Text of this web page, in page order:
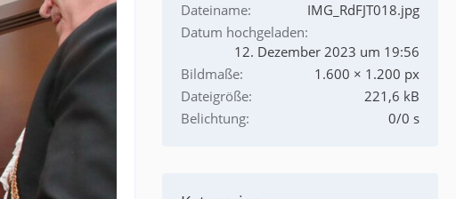
Dateiname
IMG_RdFJT018.jpg
Datum hochgeladen
12. Dezember 2023 um 19:56
Bildmaße
1.600 × 1.200 px
Dateigröße
221,6 kB
Belichtung
0/0 s